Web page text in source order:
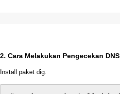
2. Cara Melakukan Pengecekan DNS
Install paket dig.